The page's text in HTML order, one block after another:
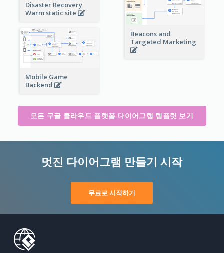
Disaster Recovery
Warm static site
Beacons and
Targeted Marketing
Mobile Game
Backend
모든 구글 클라우드 플랫폼 다이어그램 템플릿 보기
멋진 다이어그램 만들기 시작
무료로 시작하기